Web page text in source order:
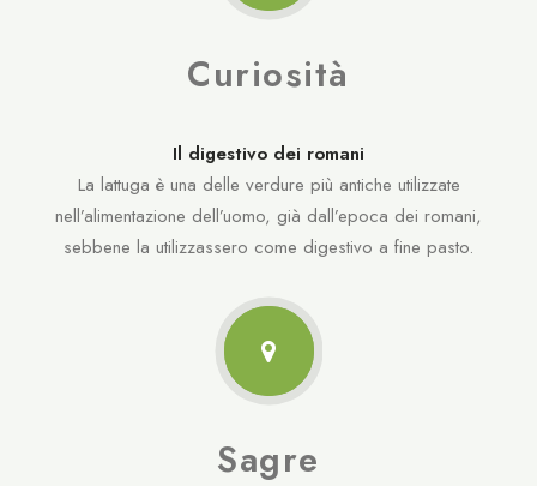
Curiosità
Il digestivo dei romani
La lattuga è una delle verdure più antiche utilizzate
nell’alimentazione dell’uomo, già dall’epoca dei romani,
sebbene la utilizzassero come digestivo a fine pasto.
Sagre